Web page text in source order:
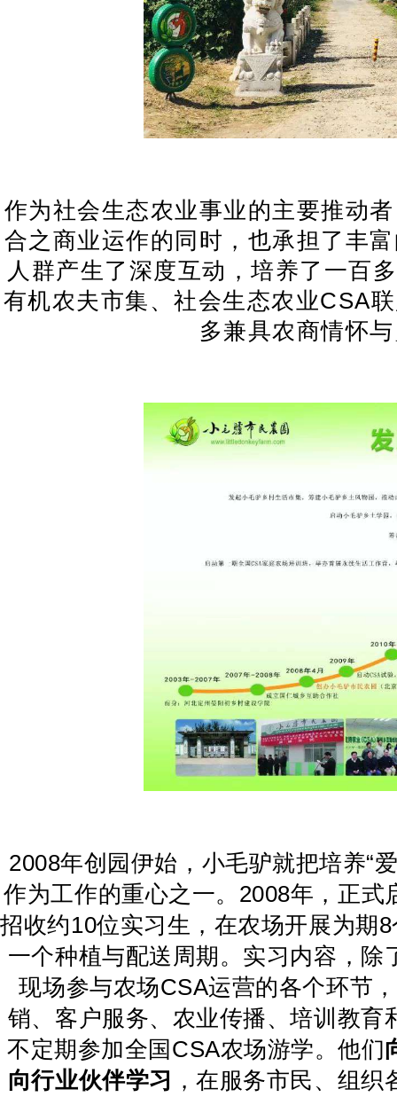
作为社会生态农业事业的主要推动
合之商业运作的同时，也承担了丰
人群产生了深度互动，培养了一百
有机农夫市集、社会生态农业CSA
多兼具农商情怀
2008年创园伊始，小毛驴就把培养“
作为工作的重心之一。2008年，正式
招收约10位实习生，在农场开展为期
一个种植与配送周期。实习内容，
现场参与农场CSA运营的各个环节
销、客户服务、农业传播、培训教
不定期参加全国CSA农场游学。他们
向行业伙伴学习 ，在服务市民、组